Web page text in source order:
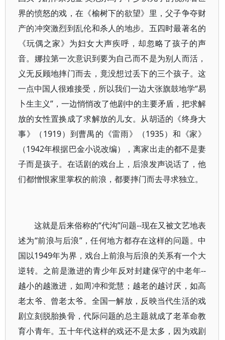
界的愤怒的戏，在《榆树下的欲望》里，父子争夺财
产的冲突激烈到乱伦和杀人的地步。五四时最著名的
《玩偶之家》为妇女大声疾呼，却忽略了孩子的声
音。娜拉第一次意识到要为自己而不是为别人而活，
义无反顾地摔门而去，竟没想过丢下的三个孩子。这
一点中国人很难接受，所以我们一边大张旗鼓地学“易
卜生主义”，一边悄悄改了他剧中的主要矛盾，把求解
放的女性置换成了求解放的儿女。从胡适的《终身大
事》（1919）到曹禺的《雷雨》（1935）和《家》
（1942年根据巴金小说改编），离家出走的都不是妻
子而是孩子。在话剧的戏台上，后浪发声说话了，他
们都憎恨家里掌权的前浪，都要摔门而去寻求独立。
这就是后来俗称的“代沟”问题--现在又被文艺地表
述为“前浪与后浪”，任何地方都存在这样的问题。中
国以1949年为界，戏台上前浪与后浪的关系有一个大
逆转。之前是激进的青少年反对封建保守的中老年--
越小的越激进，如周冲和觉慧；越老的越讨厌，如高
老太爷、曾老太爷。全国一解放，反映当代生活的戏
剧立刻脱胎换骨，代际问题的总主题就成了老革命教
育小青年。五十年代这样的戏还不是太多，因为戏剧